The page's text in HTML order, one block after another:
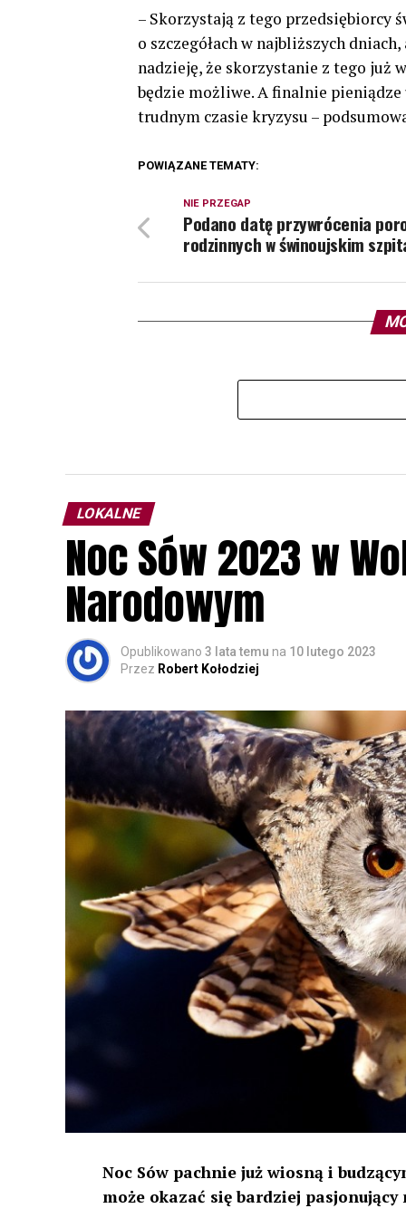
– Skorzystają z tego przedsiębiorcy
o szczegółach w najbliższych
nadzieję, że skorzystanie z tego już
będzie możliwe. A finalnie
trudnym czasie kryzysu –
POWIĄZANE TEMATY:
NIE PRZEGAP
Podano datę przywrócenia
rodzinnych w świnoujskim
LOKALNE
Noc Sów 2023 w
Narodowym
Opublikowano 3 lata temu na 10 lutego 2023
Przez Robert Kołodziej
Noc Sów pachnie już wiosną i
może okazać się bardziej pasjonujący